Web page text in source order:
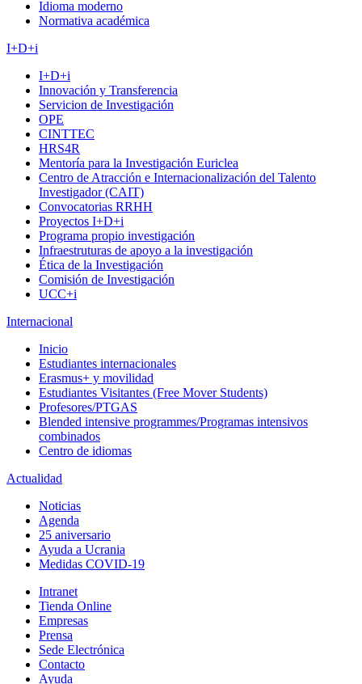
Idioma moderno
Normativa académica
I+D+i
I+D+i
Innovación y Transferencia
Servicion de Investigación
OPE
CINTTEC
HRS4R
Mentoría para la Investigación Euriclea
Centro de Atracción e Internacionalización del Talento
Investigador (CAIT)
Convocatorias RRHH
Proyectos I+D+i
Programa propio investigación
Infraestruturas de apoyo a la investigación
Ética de la Investigación
Comisión de Investigación
UCC+i
Internacional
Inicio
Estudiantes internacionales
Erasmus+ y movilidad
Estudiantes Visitantes (Free Mover Students)
Profesores/PTGAS
Blended intensive programmes/Programas intensivos
combinados
Centro de idiomas
Actualidad
Noticias
Agenda
25 aniversario
Ayuda a Ucrania
Medidas COVID-19
Intranet
Tienda Online
Empresas
Prensa
Sede Electrónica
Contacto
Ayuda